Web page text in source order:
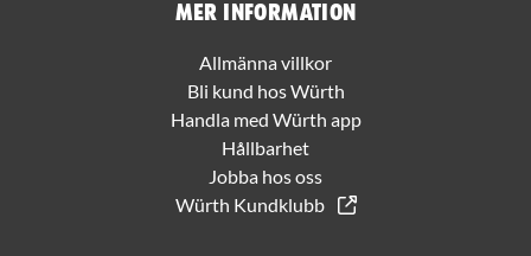
Mer information
Allmänna villkor
Bli kund hos Würth
Handla med Würth app
Hållbarhet
Jobba hos oss
Würth Kundklubb